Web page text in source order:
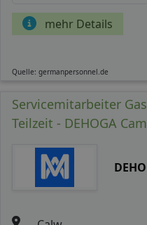
mehr Details
Quelle: germanpersonnel.de
Servicemitarbeiter
Teilzeit - DEHOGA